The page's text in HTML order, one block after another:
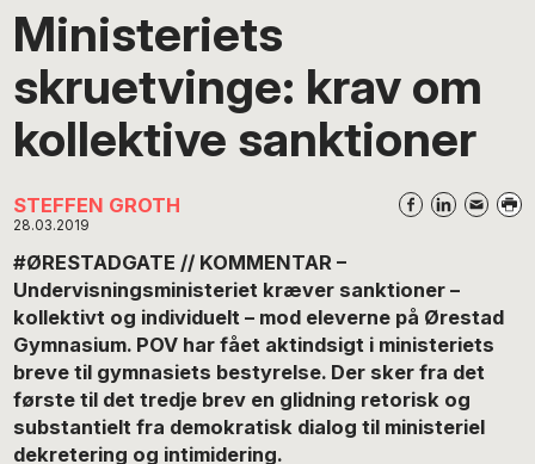
Ministeriets
skruetvinge: krav om
kollektive sanktioner
STEFFEN GROTH
28.03.2019
#ØRESTADGATE // KOMMENTAR –
Undervisningsministeriet kræver sanktioner –
kollektivt og individuelt – mod eleverne på Ørestad
Gymnasium. POV har fået aktindsigt i ministeriets
breve til gymnasiets bestyrelse. Der sker fra det
første til det tredje brev en glidning retorisk og
substantielt fra demokratisk dialog til ministeriel
dekretering og intimidering.